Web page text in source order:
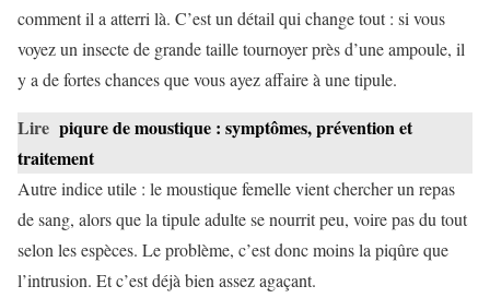
comment il a atterri là. C’est un détail qui change tout : si vous
voyez un insecte de grande taille tournoyer près d’une ampoule, il
y a de fortes chances que vous ayez affaire à une tipule.
Lire piqure de moustique : symptômes, prévention et
traitement
Autre indice utile : le moustique femelle vient chercher un repas
de sang, alors que la tipule adulte se nourrit peu, voire pas du tout
selon les espèces. Le problème, c’est donc moins la piqûre que
l’intrusion. Et c’est déjà bien assez agaçant.